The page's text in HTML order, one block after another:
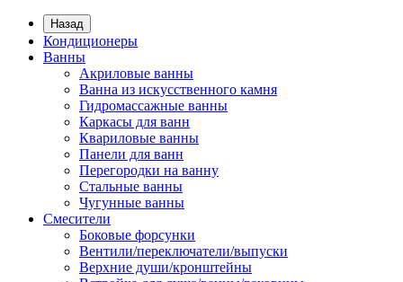
Назад
Кондиционеры
Ванны
Акриловые ванны
Ванна из искусственного камня
Гидромассажные ванны
Каркасы для ванн
Квариловые ванны
Панели для ванн
Перегородки на ванну
Стальные ванны
Чугунные ванны
Смесители
Боковые форсунки
Вентили/переключатели/выпуски
Верхние души/кронштейны